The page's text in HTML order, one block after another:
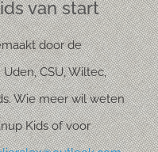
van start
door de
CSU, Wiltec,
Wie meer wil weten
Kids of voor